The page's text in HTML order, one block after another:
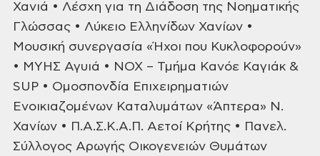
Χανιά • Λέσχη για τη Διάδοση της Νοηματικής
Γλώσσας • Λύκειο Ελληνίδων Χανίων •
Μουσική συνεργασία «Ήχοι που Κυκλοφορούν»
• ΜΥΗΣ Αγυιά • ΝΟΧ – Τμήμα Κανόε Καγιάκ &
SUP • Ομοσπονδία Επιχειρηματιών
Ενοικιαζομένων Καταλυμάτων «Άπτερα» Ν.
Χανίων • Π.Α.Σ.Κ.Α.Π. Αετοί Κρήτης • Πανελ.
Σύλλογος Αρωγής Οικογενειών Θυμάτων